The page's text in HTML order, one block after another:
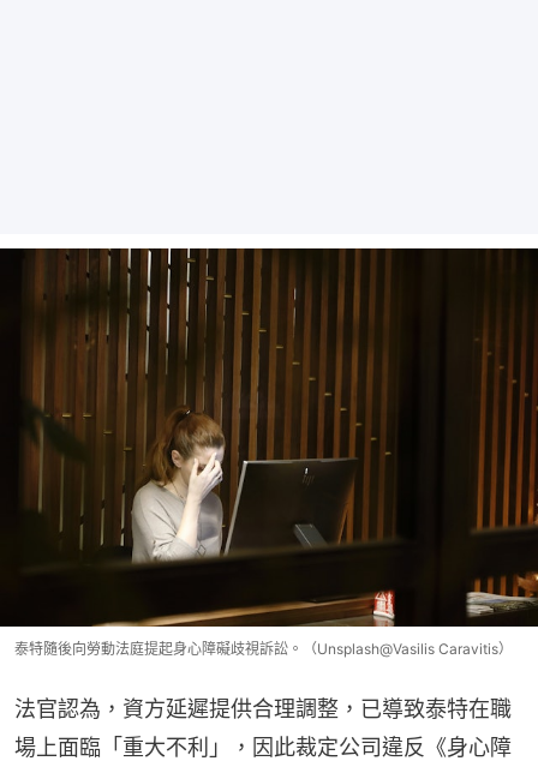
泰特隨後向勞動法庭提起身心障礙歧視訴訟。（Unsplash@Vasilis Caravitis）
法官認為，資方延遲提供合理調整，已導致泰特在職
場上面臨「重大不利」，因此裁定公司違反《身心障